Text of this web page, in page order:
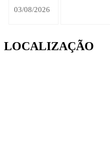
03/08/2026
LOCALIZAÇÃO